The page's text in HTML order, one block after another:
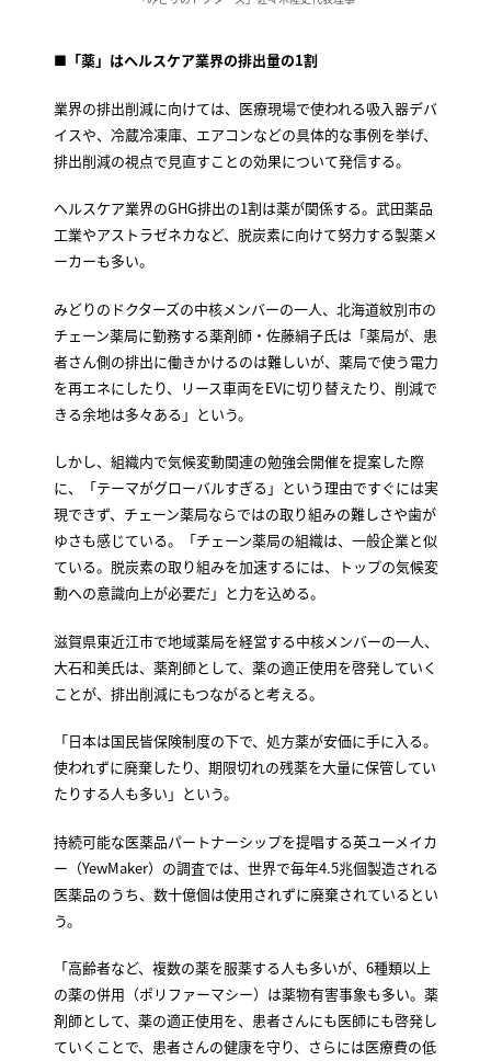
■「薬」はヘルスケア業界の排出量の1割
業界の排出削減に向けては、医療現場で使われる吸入器デバ
イスや、冷蔵冷凍庫、エアコンなどの具体的な事例を挙げ、
排出削減の視点で見直すことの効果について発信する。
ヘルスケア業界のGHG排出の1割は薬が関係する。武田薬品
工業やアストラゼネカなど、脱炭素に向けて努力する製薬メ
ーカーも多い。
みどりのドクターズの中核メンバーの一人、北海道紋別市の
チェーン薬局に勤務する薬剤師・佐藤絹子氏は「薬局が、患
者さん側の排出に働きかけるのは難しいが、薬局で使う電力
を再エネにしたり、リース車両をEVに切り替えたり、削減で
きる余地は多々ある」という。
しかし、組織内で気候変動関連の勉強会開催を提案した際
に、「テーマがグローバルすぎる」という理由ですぐには実
現できず、チェーン薬局ならではの取り組みの難しさや歯が
ゆさも感じている。「チェーン薬局の組織は、一般企業と似
ている。脱炭素の取り組みを加速するには、トップの気候変
動への意識向上が必要だ」と力を込める。
滋賀県東近江市で地域薬局を経営する中核メンバーの一人、
大石和美氏は、薬剤師として、薬の適正使用を啓発していく
ことが、排出削減にもつながると考える。
「日本は国民皆保険制度の下で、処方薬が安価に手に入る。
使われずに廃棄したり、期限切れの残薬を大量に保管してい
たりする人も多い」という。
持続可能な医薬品パートナーシップを提唱する英ユーメイカ
ー（YewMaker）の調査では、世界で毎年4.5兆個製造される
医薬品のうち、数十億個は使用されずに廃棄されているとい
う。
「高齢者など、複数の薬を服薬する人も多いが、6種類以上
の薬の併用（ポリファーマシー）は薬物有害事象も多い。薬
剤師として、薬の適正使用を、患者さんにも医師にも啓発し
ていくことで、患者さんの健康を守り、さらには医療費の低